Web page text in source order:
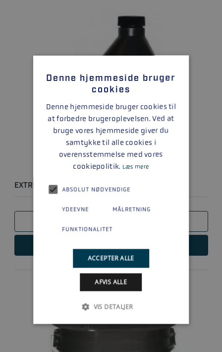
EXTREME PERFORMANCE GEAR LUBE 1L
Denne hjemmeside bruger
cookies
Denne hjemmeside bruger cookies til
at forbedre brugeroplevelsen. Ved at
bruge vores hjemmeside giver du
samtykke til alle cookies i
overensstemmelse med vores
cookiepolitik. Læs mere
ABSOLUT NØDVENDIGE
YDEEVNE MÅLRETNING
FUNKTIONALITET
ACCEPTER ALLE
AFVIS ALLE
VIS DETALJER